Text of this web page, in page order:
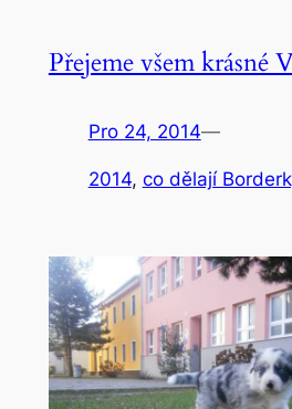
Přejeme všem krásné
Pro 24, 2014—
2014, co dělají